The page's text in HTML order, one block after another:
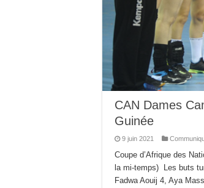
CAN Dames
Guinée
9 juin 2021
Coupe d’Afrique des
la mi-temps) Les buts
Fadwa Aouij 4, Aya